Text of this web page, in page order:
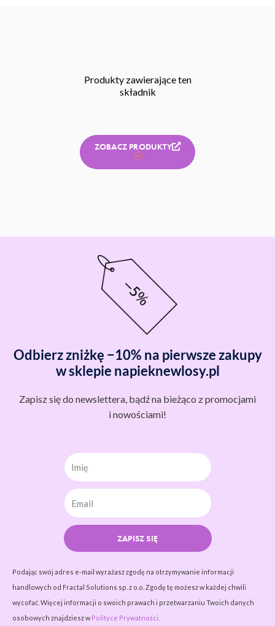
Produkty zawierające ten
składnik
ZOBACZ PRODUKTY
Odbierz zniżkę −10% na pierwsze zakupy
w sklepie napieknewlosy.pl
Zapisz się do newslettera, bądź na bieżąco z promocjami
i nowościami!
Imię
ZAPISZ SIĘ
Podając swój adres e-mail wyrażasz zgodę na otrzymywanie informacji
handlowych od Fractal Solutions sp. z o.o. Zgodę tę możesz w każdej chwili
wycofać. Więcej informacji o swoich prawach i przetwarzaniu Twoich danych
osobowych znajdziesz w Polityce Prywatności.